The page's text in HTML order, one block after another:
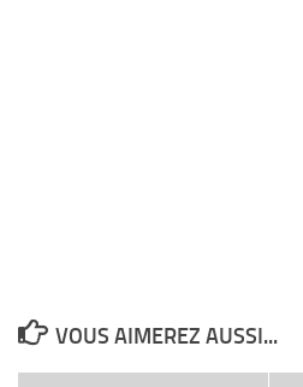
VOUS AIMEREZ AUSSI...